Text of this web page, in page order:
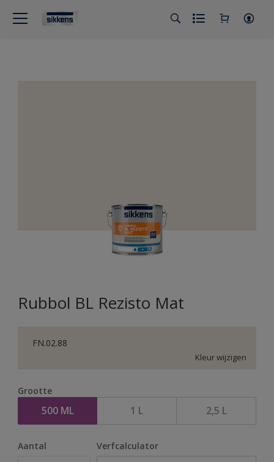
Rubbol BL Rezisto Mat
FN.02.88
Kleur wijzigen
Grootte
500 ML 1 L 2,5 L
Aantal Verfcalculator